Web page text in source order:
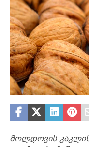
მოლდოვის